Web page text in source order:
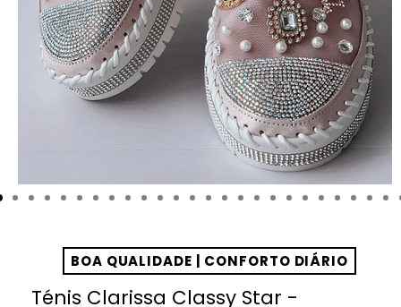
BOA QUALIDADE | CONFORTO DIÁRIO
Ténis Clarissa Classy Star -